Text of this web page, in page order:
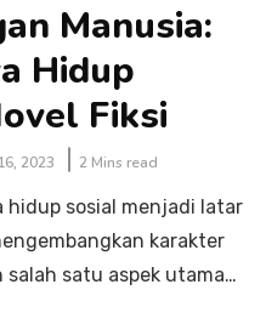
Manusia:
Hidup
Fiksi
2023 2 Mins read
hidup sosial menjadi latar
karakter
satu aspek utama…